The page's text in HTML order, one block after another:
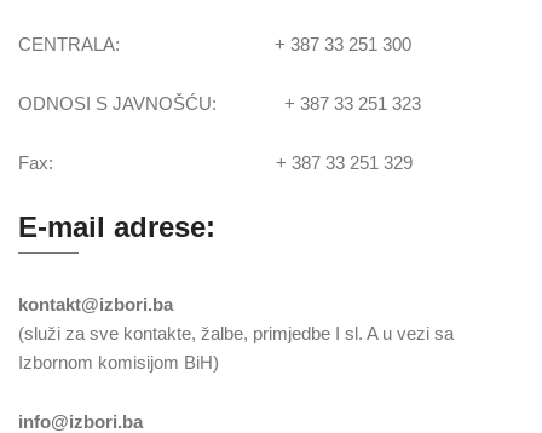
CENTRALA: + 387 33 251 300
ODNOSI S JAVNOŠĆU: + 387 33 251 323
Fax: + 387 33 251 329
E-mail adrese:
kontakt@izbori.ba
(služi za sve kontakte, žalbe, primjedbe I sl. A u vezi sa
Izbornom komisijom BiH)
info@izbori.ba